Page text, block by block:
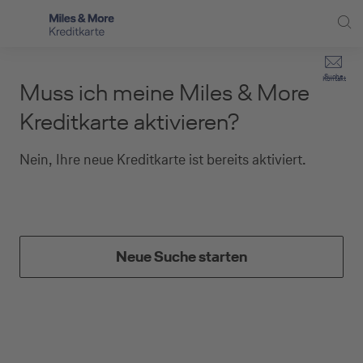
Direkt zur Suche (Enter drücken)
Kontakt
Suche
Selbstständige
Kreditkarten-Banking
Muss ich meine Miles & More
Kreditkarte aktivieren?
Nein, Ihre neue Kreditkarte ist bereits aktiviert.
Neue Suche starten